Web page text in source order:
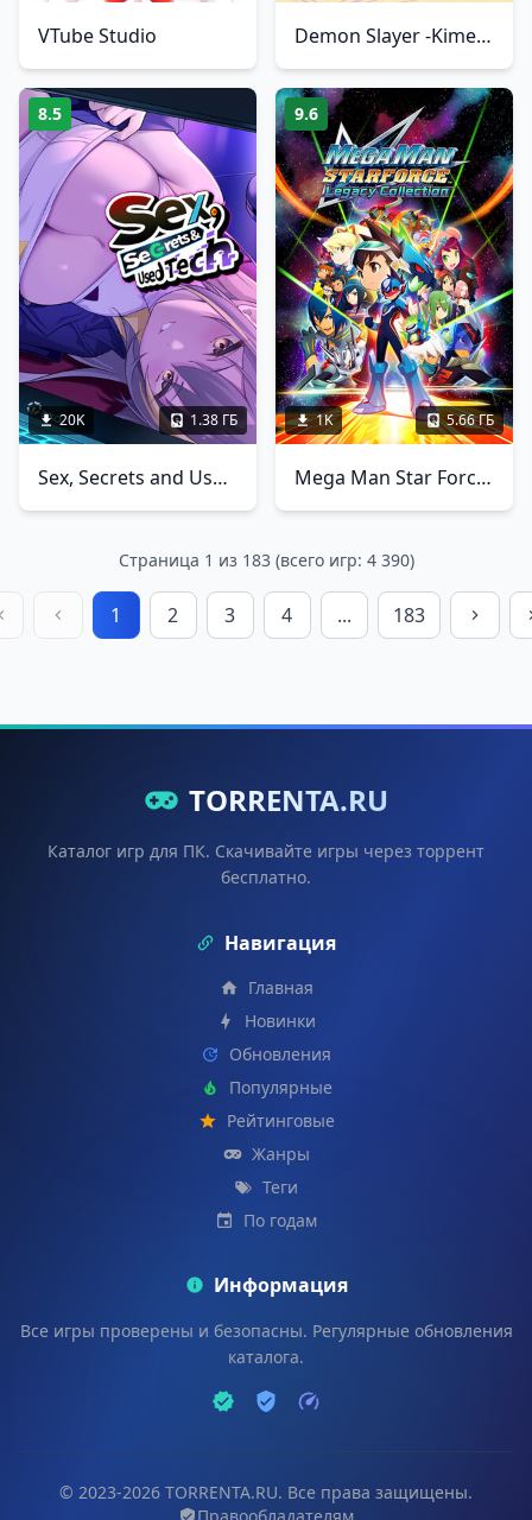
VTube Studio Demon Slayer -Kimetsu no Yaiba- The Hinokami Chronicles 2
8.5
20K 1.38 ГБ
Sex, Secrets and Used Tech
9.6
1K 5.66 ГБ
Mega Man Star Force Legacy Collection
Страница 1 из 183 (всего игр: 4 390)
1 2 3 4 ... 183
TORRENTA.RU
Каталог игр для ПК. Скачивайте игры через торрент
бесплатно.
Навигация
Главная
Новинки
Обновления
Популярные
Рейтинговые
Жанры
Теги
По годам
Информация
Все игры проверены и безопасны. Регулярные обновления
каталога.
© 2023-2026 TORRENTA.RU. Все права защищены.